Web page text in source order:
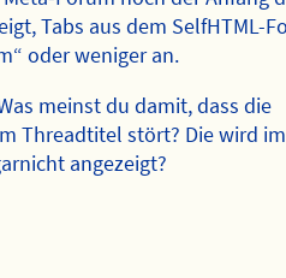
Tabs aus dem SelfHTML-
oder weniger an.
meinst du damit, dass die
Threadtitel stört? Die wird im
angezeigt?